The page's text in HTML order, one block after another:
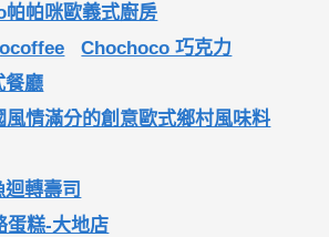
帕帕咪歐義式廚房
Chochoco 巧克力
餐廳
情滿分的創意歐式鄉村風味料
迴轉壽司
蛋糕-大地店